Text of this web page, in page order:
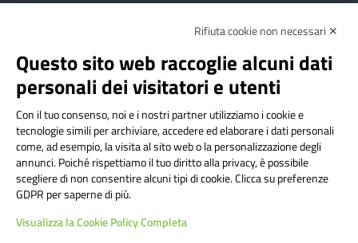
Albo onlinePrivacy Policy
Dichiarazione di accessibilità
Note Legali
Istituto Comprensivo Bricherasio
Via Cesare Bollea n. 3 - 10064 Bricherasio (TO) | P.E.O.:
toic84200d@istruzione.it | P.E.C.:
toic84200d@pec.istruzione.it
Codice Fiscale: 94544620019 | Cod. Meccanografico:
TOIC84200D | Codice IPA: istsc_toic84200d | Codice
Rifiuta cookie non necessari ✕
Questo sito web raccoglie alcuni dati
personali dei visitatori e utenti
Con il tuo consenso, noi e i nostri partner utilizziamo i cookie e
tecnologie simili per archiviare, accedere ed elaborare i dati personali
come, ad esempio, la visita al sito web o la personalizzazione degli
annunci. Poiché rispettiamo il tuo diritto alla privacy, è possibile
scegliere di non consentire alcuni tipi di cookie. Clicca su preferenze
GDPR per saperne di più.
Visualizza la Cookie Policy Completa